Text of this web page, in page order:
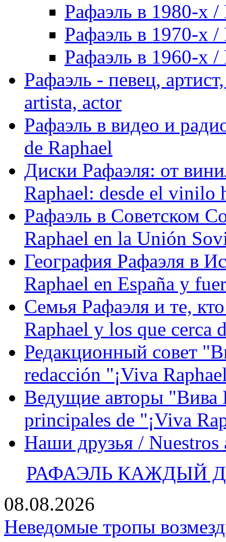
Рафаэль в 1980-х /
Рафаэль в 1970-х /
Рафаэль в 1960-х /
Рафаэль - певец,
artista, actor
Рафаэль в видео и
de Raphael
Диски Рафаэля: от
Raphael: desde el vinilo
Рафаэль в Советском
Raphael en la Unión
География Рафаэля в
Raphael en España y
Семья Рафаэля и те,
Raphael y los que cerca
Редакционный совет
redacción "¡Viva
Ведущие авторы "Вива
principales de "¡Viva
Наши друзья / Nuestros
РАФАЭЛЬ КАЖДЫЙ
08.08.2026
Неведомые тропы